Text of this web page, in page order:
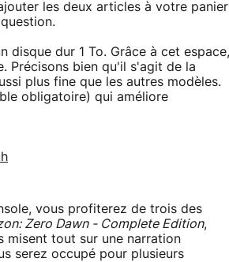
les deux articles à votre panier
disque dur 1 To. Grâce à cet espace,
Précisons bien qu'il s'agit de la
plus fine que les autres modèles.
obligatoire) qui améliore
vous profiterez de trois des
Zero Dawn - Complete Edition,
tout sur une narration
serez occupé pour plusieurs